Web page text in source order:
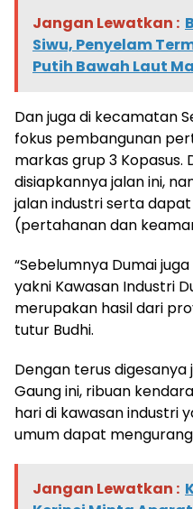
Jangan Lewatkan :
Siwu, Penyelam
Putih Bawah Laut
Dan juga di kecamatan
fokus pembangunan
markas grup 3 Kopasus.
disiapkannya jalan ini,
jalan industri serta
(pertahanan dan
“Sebelumnya Dumai
yakni Kawasan Industri
merupakan hasil dari
tutur Budhi.
Dengan terus digesanya
Gaung ini, ribuan
hari di kawasan industri
umum dapat
Jangan Lewatkan :